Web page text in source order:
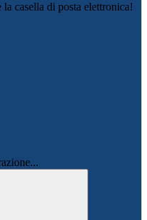
casella di posta elettronica!